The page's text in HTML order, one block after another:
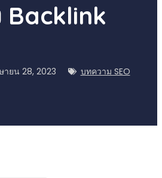
Backlink
ายน 28, 2023 บทความ SEO